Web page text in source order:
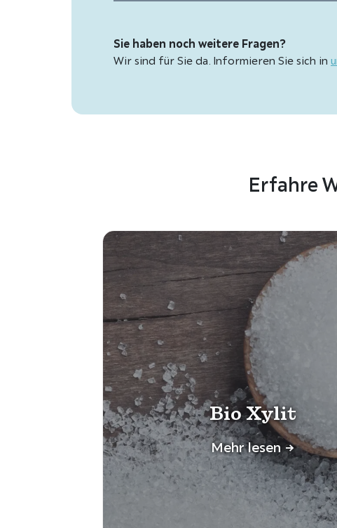
Sie haben noch weitere Fragen?
Wir sind für Sie da. Informieren Sie sich in
Erfahre
Bio Xylit
Mehr lesen ->